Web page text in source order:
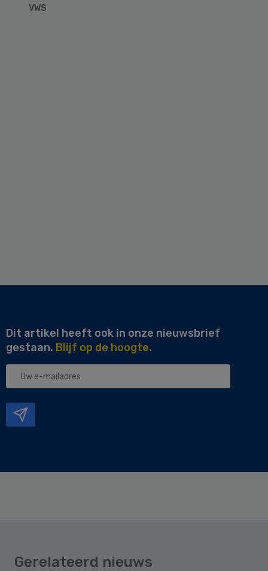
VWS
Dit artikel heeft ook in onze nieuwsbrief
gestaan. Blijf op de hoogte.
Uw
Gerelateerd nieuws